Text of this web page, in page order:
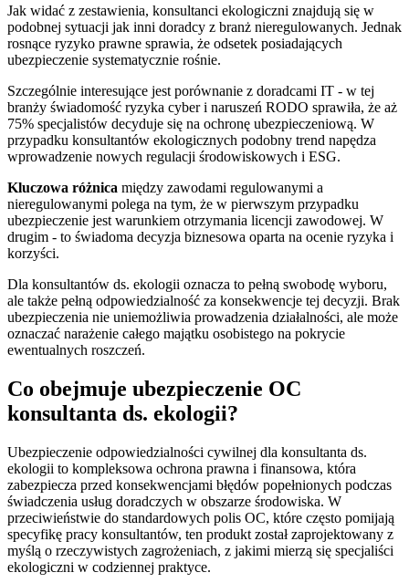
Jak widać z zestawienia, konsultanci ekologiczni znajdują się w
podobnej sytuacji jak inni doradcy z branż nieregulowanych. Jednak
rosnące ryzyko prawne sprawia, że odsetek posiadających
ubezpieczenie systematycznie rośnie.
Szczególnie interesujące jest porównanie z doradcami IT - w tej
branży świadomość ryzyka cyber i naruszeń RODO sprawiła, że aż
75% specjalistów decyduje się na ochronę ubezpieczeniową. W
przypadku konsultantów ekologicznych podobny trend napędza
wprowadzenie nowych regulacji środowiskowych i ESG.
Kluczowa różnica między zawodami regulowanymi a
nieregulowanymi polega na tym, że w pierwszym przypadku
ubezpieczenie jest warunkiem otrzymania licencji zawodowej. W
drugim - to świadoma decyzja biznesowa oparta na ocenie ryzyka i
korzyści.
Dla konsultantów ds. ekologii oznacza to pełną swobodę wyboru,
ale także pełną odpowiedzialność za konsekwencje tej decyzji. Brak
ubezpieczenia nie uniemożliwia prowadzenia działalności, ale może
oznaczać narażenie całego majątku osobistego na pokrycie
ewentualnych roszczeń.
Co obejmuje ubezpieczenie OC
konsultanta ds. ekologii?
Ubezpieczenie odpowiedzialności cywilnej dla konsultanta ds.
ekologii to kompleksowa ochrona prawna i finansowa, która
zabezpiecza przed konsekwencjami błędów popełnionych podczas
świadczenia usług doradczych w obszarze środowiska. W
przeciwieństwie do standardowych polis OC, które często pomijają
specyfikę pracy konsultantów, ten produkt został zaprojektowany z
myślą o rzeczywistych zagrożeniach, z jakimi mierzą się specjaliści
ekologiczni w codziennej praktyce.